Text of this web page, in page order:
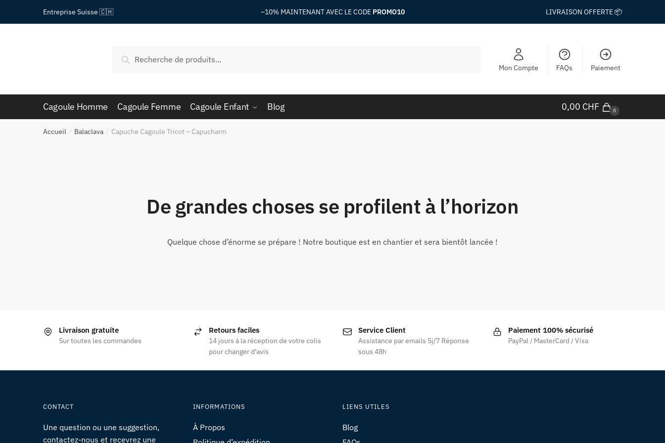
Entreprise Suisse 🇨🇭 –10% MAINTENANT AVEC LE CODE PROMO10 LIVRAISON OFFERTE 📦
pour :
Recherche
Mon Compte FAQs Paiement
Cagoule Homme Cagoule Femme Cagoule Enfant Blog 0,00 CHF 0
Accueil / Balaclava / Capuche Cagoule Tricot – Capucharm
De grandes choses se profilent à l’horizon
Quelque chose d’énorme se prépare ! Notre boutique est en chantier et sera bientôt lancée !
Livraison gratuite
Sur toutes les commandes
Retours faciles
14 jours à la réception de votre colis
pour changer d'avis
Service Client
Assistance par emails 5j/7 Réponse
sous 48h
Paiement 100% sécurisé
PayPal / MasterCard / Visa
CONTACT
Une question ou une suggestion,
contactez-nous et recevrez une
INFORMATIONS
À Propos
LIENS UTILES
Blog